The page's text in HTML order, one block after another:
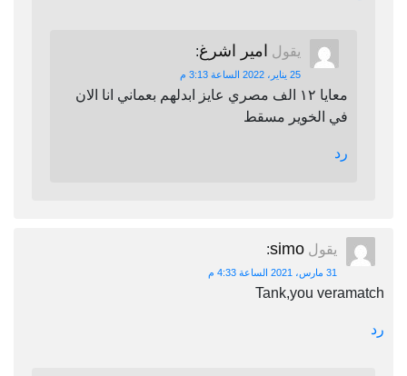
يقول امير اشرغ:
25 يناير، 2022 الساعة 3:13 م
معايا ١٢ الف مصري عايز ابدلهم بعماني انا الان
في الخوير مسقط
رد
يقول simo
:
31 مارس، 2021 الساعة 4:33 م
Tank,you veramatch
رد